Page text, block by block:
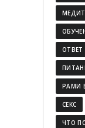
ОТВЕТ
РАМИ
СЕКС
ЧТО